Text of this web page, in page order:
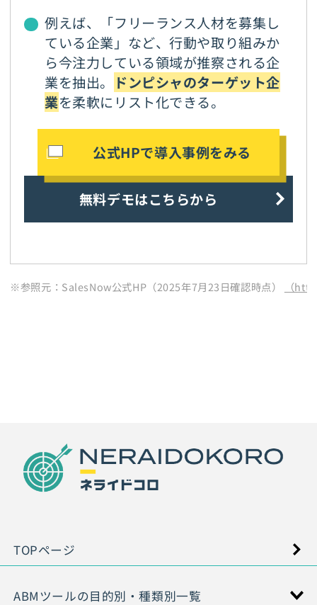
例えば、「フリーランス人材を募集し
ている企業」など、行動や取り組みか
ら今注力している領域が推察される企
業を抽出。
ドンピシャのターゲット企
業を柔軟にリスト化できる。
公式HPで導入事例をみる
無料デモはこちらから
※参照元：SalesNow公式HP（2025年7月23日確認時点） （
TOPページ
ABMツールの目的別・種類別一覧